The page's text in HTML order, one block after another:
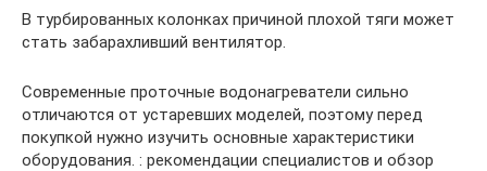
В турбированных колонках причиной плохой тяги может
стать забарахливший вентилятор.
Современные проточные водонагреватели сильно
отличаются от устаревших моделей, поэтому перед
покупкой нужно изучить основные характеристики
оборудования. : рекомендации специалистов и обзор